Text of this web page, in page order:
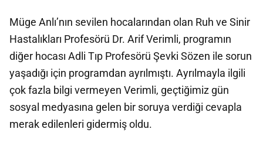
Müge Anlı’nın sevilen hocalarından olan Ruh ve Sinir
Hastalıkları Profesörü Dr. Arif Verimli, programın
diğer hocası Adli Tıp Profesörü Şevki Sözen ile sorun
yaşadığı için programdan ayrılmıştı. Ayrılmayla ilgili
çok fazla bilgi vermeyen Verimli, geçtiğimiz gün
sosyal medyasına gelen bir soruya verdiği cevapla
merak edilenleri gidermiş oldu.